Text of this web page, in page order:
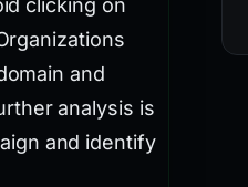
clicking on
and
analysis is
and identify